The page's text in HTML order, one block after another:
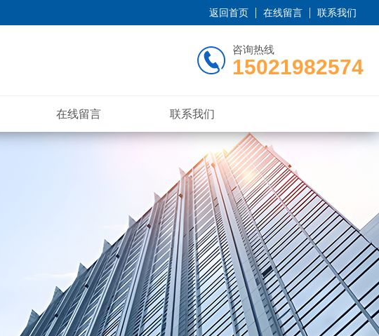
返回首页 在线留言 联系我们
咨询热线
15021982574
在线留言 联系我们